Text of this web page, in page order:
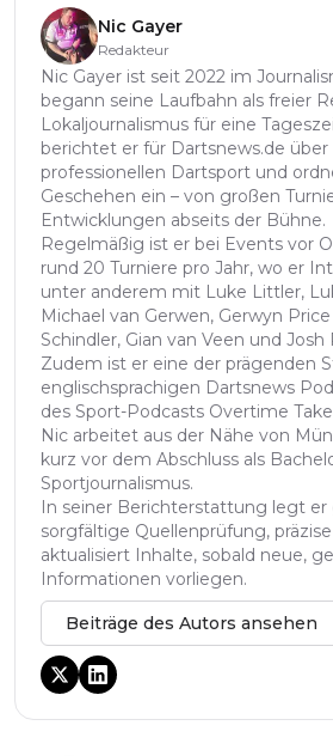
Nic Gayer
Redakteur
Nic Gayer ist seit 2022 im
begann seine Laufbahn als freier
Lokaljournalismus für eine
berichtet er für Dartsnews.de über
professionellen Dartsport und
Geschehen ein – von großen
Entwicklungen abseits der Bühne.
Regelmäßig ist er bei Events vor
rund 20 Turniere pro Jahr, wo er
unter anderem mit Luke Littler,
Michael van Gerwen, Gerwyn
Schindler, Gian van Veen und Josh
Zudem ist er eine der prägenden
englischsprachigen Dartsnews
des Sport-Podcasts Overtime
Nic arbeitet aus der Nähe von
kurz vor dem Abschluss als
Sportjournalismus.
In seiner Berichterstattung legt
sorgfältige Quellenprüfung,
aktualisiert Inhalte, sobald neue,
Informationen vorliegen.
Beiträge des Autors ansehen